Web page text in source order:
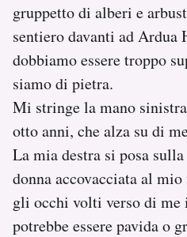
gruppetto di alberi e
sentiero davanti ad
dobbiamo essere troppo
siamo di pietra.
Mi stringe la mano
otto anni, che alza su di
La mia destra si posa
donna accovacciata al
gli occhi volti verso di me
potrebbe essere pavida o